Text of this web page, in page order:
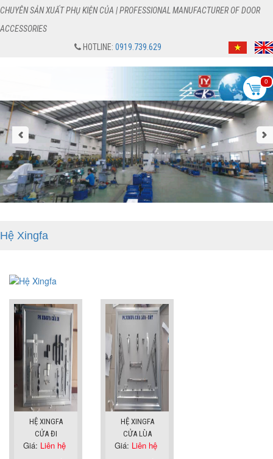
CHUYÊN SẢN XUẤT PHỤ KIỆN CỦA | PROFESSIONAL MANUFACTURER OF DOOR
ACCESSORIES
HOTLINE: 0919.739.629
0
Hệ Xingfa
HỆ XINGFA
CỬA ĐI
Giá: Liên hệ
HỆ XINGFA
CỬA LÙA
Giá: Liên hệ